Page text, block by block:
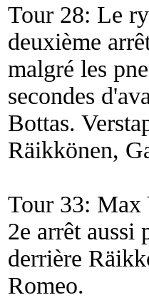
Tour 28: Le
deuxième
malgré les
secondes
Bottas.
Räikkönen,
Tour 33: Max
2e arrêt aussi
derrière
Romeo.